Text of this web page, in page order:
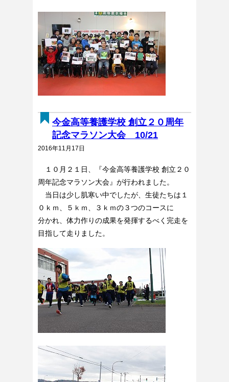
今金高等養護学校 創立２０周年
記念マラソン大会 10/21
2016年11月17日
１０月２１日、『今金高等養護学校 創立２０
周年記念マラソン大会』が行われました。
当日は少し肌寒い中でしたが、生徒たちは１
０ｋｍ、５ｋｍ、３ｋｍの３つのコースに
分かれ、体力作りの成果を発揮するべく完走を
目指して走りました。